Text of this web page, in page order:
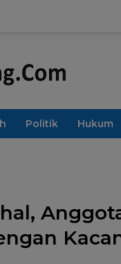
Politik Hukum